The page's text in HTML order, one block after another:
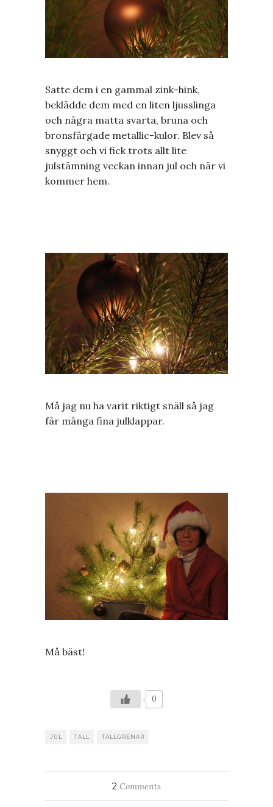
Satte dem i en gammal zink-hink,
beklädde dem med en liten ljusslinga
och några matta svarta, bruna och
bronsfärgade metallic-kulor. Blev så
snyggt och vi fick trots allt lite
julstämning veckan innan jul och när vi
kommer hem.
Må jag nu ha varit riktigt snäll så jag
får många fina julklappar.
Må bäst!
0
JUL TALL TALLGRENAR
2 Comments